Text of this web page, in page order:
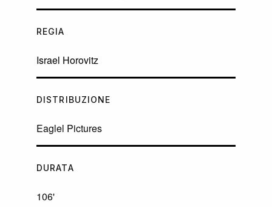
REGIA
Israel Horovitz
DISTRIBUZIONE
Eaglel Pictures
DURATA
106'